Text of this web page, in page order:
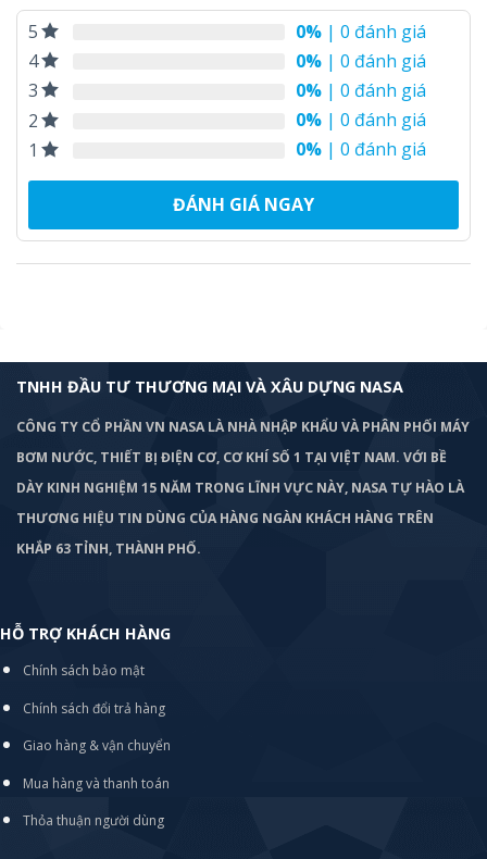
5 0% | 0 đánh giá
4
0% | 0 đánh giá
3
0% | 0 đánh giá
2
0% | 0 đánh giá
1
0% | 0 đánh giá
ĐÁNH GIÁ NGAY
TNHH ĐẦU TƯ THƯƠNG MẠI VÀ XÂU DỰNG NASA
CÔNG TY CỔ PHẦN VN NASA LÀ NHÀ NHẬP KHẨU VÀ PHÂN PHỐI MÁY
BƠM NƯỚC, THIẾT BỊ ĐIỆN CƠ, CƠ KHÍ SỐ 1 TẠI VIỆT NAM. VỚI BỀ
DÀY KINH NGHIỆM 15 NĂM TRONG LĨNH VỰC NÀY, NASA TỰ HÀO LÀ
THƯƠNG HIỆU TIN DÙNG CỦA HÀNG NGÀN KHÁCH HÀNG TRÊN
KHẮP 63 TỈNH, THÀNH PHỐ.
HỖ TRỢ KHÁCH HÀNG
Chính sách bảo mật
Chính sách đổi trả hàng
Giao hàng & vận chuyển
Mua hàng và thanh toán
Thỏa thuận người dùng